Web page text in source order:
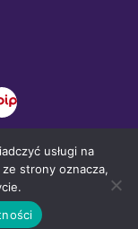
usługi na
strony oznacza,